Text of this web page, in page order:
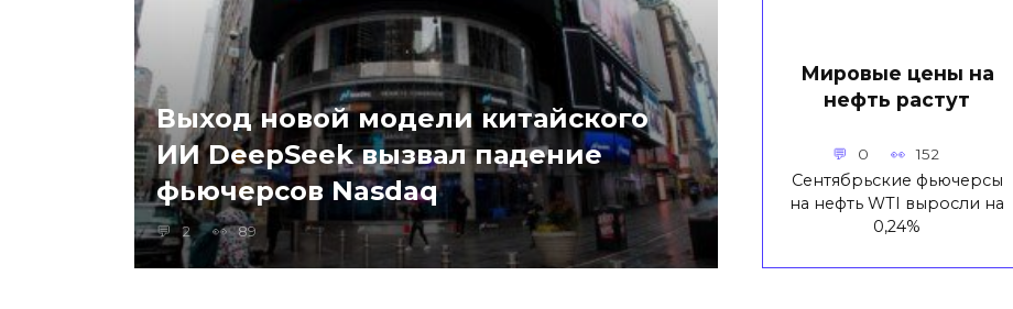
Выход новой модели китайского
ИИ DeepSeek вызвал падение
фьючерсов Nasdaq
2 89
Мировые цены на
нефть растут
0 152
Сентябрьские фьючерсы
на нефть WTI выросли на
0,24%